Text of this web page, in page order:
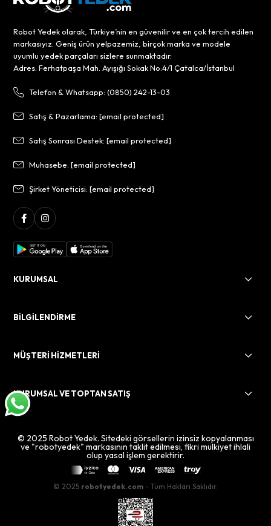
Robot Yedek olarak, Türkiye’nin en güvenilir ve en çok tercih edilen
markasıyız. Geniş ürün yelpazemiz, birçok marka ve modele
uyumlu yedek parçaları sizlere sunmaktadır.
Adres: Ferhatpaşa Mah. Ayışığı Sokak No:4/1 Çatalca/İstanbul
Telefon & Whatsapp: (0850) 242-13-03
Satış & Pazarlama:[email protected]
Satış Sonrası Destek:[email protected]
Muhasebe:[email protected]
Şirket Yöneticisi:[email protected]
KURUMSAL
BİLGİLENDİRME
MÜŞTERİ HİZMETLERİ
KURUMSAL VE TOPTAN SATIŞ
© 2025 Robot Yedek. Sitedeki görsellerin izinsiz kopyalanması
ve "robotyedek" markasının taklit edilmesi, fikri mülkiyet ihlali
olup yasal işlem gerektirir.
© 2025 robotyedek.com - Tüm Hakları Saklıdır.